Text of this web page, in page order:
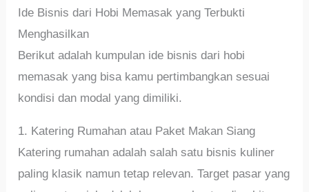
Ide Bisnis dari Hobi Memasak yang Terbukti
Menghasilkan
Berikut adalah kumpulan ide bisnis dari hobi
memasak yang bisa kamu pertimbangkan sesuai
kondisi dan modal yang dimiliki.
1. Katering Rumahan atau Paket Makan Siang
Katering rumahan adalah salah satu bisnis kuliner
paling klasik namun tetap relevan. Target pasar yang